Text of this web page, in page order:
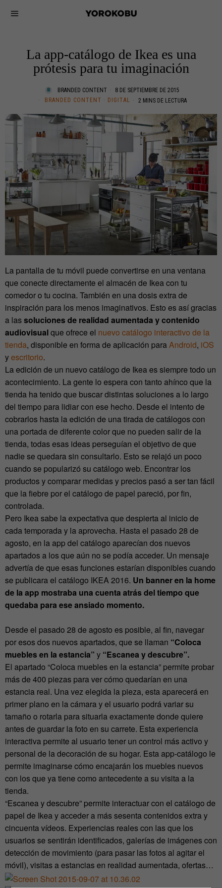
La app-catálogo de Ikea es una
prótesis para tu imaginación
BRANDED CONTENT
8 DE SEPTIEMBRE DE 2015
BRANDED CONTENT · DIGITAL 2 MINS DE LECTURA
La pantalla de tu móvil puede convertirse en una ventana
que conecte directamente el almacén de Ikea con tu
comedor o tu cocina. También en una dosis extra de
inspiración para los menos imaginativos. Esto es así gracias
a lassoluciones de realidad aumentada y contenido
audiovisualque ofrece el nuevo catálogo interactivo de la
tienda, disponible en forma de aplicación paraAndroid, iOS
yescritorio.
La edición de un nuevo catálogo de Ikea es siempre todo un
acontecimiento. La gente lo espera con tanto ahínco que la
tienda ha tenido que buscar distintas soluciones a lo largo
del tiempo para lidiar con ese hecho. Desde el intento de
cobrarlos hasta la edición de una tirada de catálogos con
una portada de diferente color que no pueden salir de la
tienda, todas esas ideas perseguían el objetivo de que
nadie se quedara sin consultarlo. Esto se relajó un poco
cuando se popularizó su catálogo web. Encontrar los
productos y comparar medidas y precios pasó a ser tan fácil
que la fiebre por el catálogo de papel pareció, por fin,
controlada.
Pero Ikea sabe la expectativa que despierta al inicio de
cada temporada y la aprovecha. Hasta el pasado 28 de
agosto, en la app del catálogo aparecían dos nuevos
apartados a los que aún no se podía acceder. Un mensaje
advertía de que esas funciones estarían disponibles cuando
se publicara el catálogo IKEA 2016. Un banner en la home
de la app mostraba una cuenta atrás del tiempo que
quedaba para ese ansiado momento.
Desde el pasado 28 de agosto es posible, al fin, navegar
por esos dos nuevos apartados, que se llaman “Coloca
muebles en la estancia” y “Escanea y descubre”.
El apartado “Coloca muebles en la estancia” permite probar
más de 400 piezas para ver cómo quedarían en una
estancia real. Una vez elegida la pieza, esta aparecerá en
primer plano en la cámara y el usuario podrá variar su
tamaño o rotarla para situarla exactamente donde quiere
antes de guardar la foto en su carrete. Esta experiencia
interactiva permite al usuario tener un control más activo y
personal de la decoración de su hogar. Esta app-catálogo le
permite imaginarse cómo encajarán los muebles nuevos
con los que ya tiene como antecedente a su visita a la
tienda.
“Escanea y descubre” permite interactuar con el catálogo de
papel de Ikea y acceder a más sesenta contenidos extra y
cincuenta vídeos. Experiencias reales con las que los
usuarios se sentirán identificados, galerías de imágenes con
detección de movimiento (para pasar las fotos al agitar el
móvil), visitas a estancias en realidad aumentada, ofertas…